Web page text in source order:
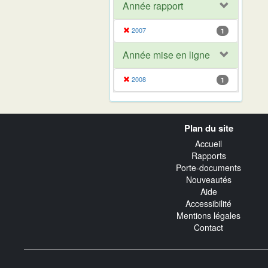
Année rapport
2007 1
Année mise en ligne
2008 1
Plan du site
Accueil
Rapports
Porte-documents
Nouveautés
Aide
Accessibilité
Mentions légales
Contact